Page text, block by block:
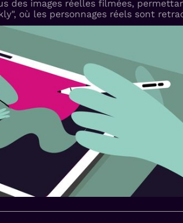
des images réelles filmées,
où les personnages réels sont